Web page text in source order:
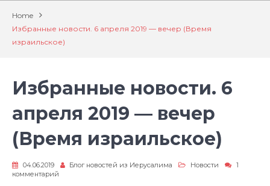
Home
Избранные новости. 6 апреля 2019 — вечер (Время
израильское)
Избранные новости. 6
апреля 2019 — вечер
(Время израильское)
04.06.2019 Блог новостей из Иерусалима Новости
1
комментарий